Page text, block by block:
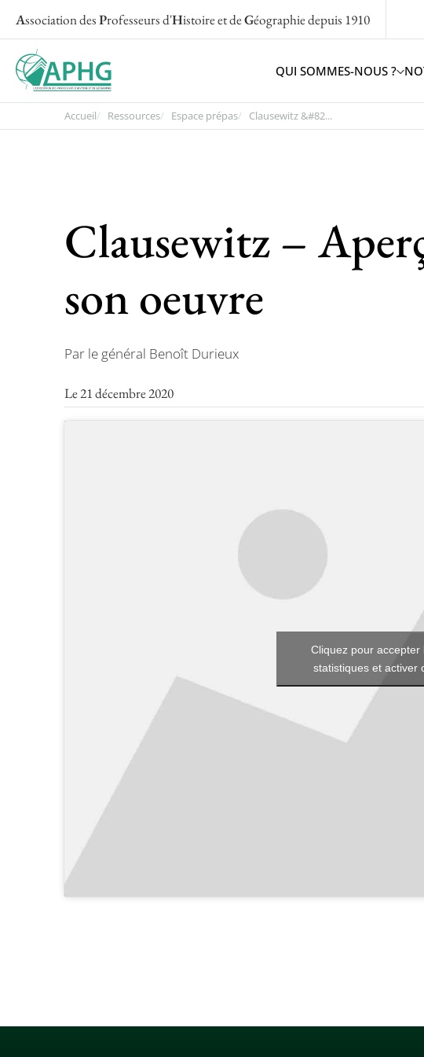
Association desProfesseurs d'Histoire et deGéographiedepuis 1910
QUI SOMMES-NOUS ?
Accueil Ressources Espace prépas Clausewitz &#82...
Clausewitz –
son oeuvre
Par le général Benoît Durieux
Le 21 décembre 2020
Cliquez pour accepter
statistiques et activer